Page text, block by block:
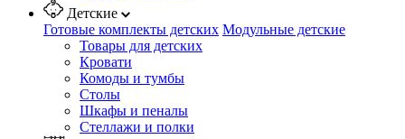
Детские
Готовые комплекты детских Модульные детские
Товары для детских
Кровати
Комоды и тумбы
Столы
Шкафы и пеналы
Стеллажи и полки